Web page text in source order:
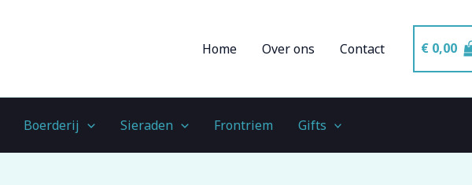
Home Over ons Contact € 0,00
Boerderij Sieraden Frontriem Gifts